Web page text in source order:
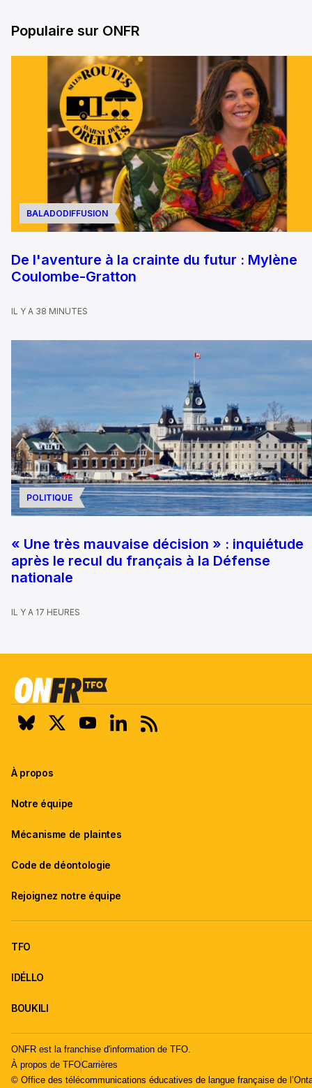
Populaire sur ONFR
BALADODIFFUSION
De l'aventure à la crainte du futur : Mylène
Coulombe-Gratton
IL Y A 38 MINUTES
POLITIQUE
« Une très mauvaise décision » : inquiétude
après le recul du français à la Défense
nationale
IL Y A 17 HEURES
À propos
Notre équipe
Mécanisme de plaintes
Code de déontologie
Rejoignez notre équipe
TFO
IDÉLLO
BOUKILI
ONFR est la franchise d'information de TFO.
À propos de TFOCarrières
© Office des télécommunications éducatives de langue française de